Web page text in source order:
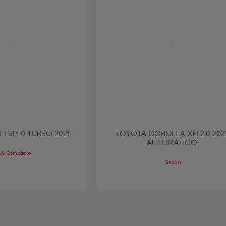
TSI 1.0 TURBO 2021
Compacto
TOYOTA COROLLA XEI 2.0
AUTOMÁTICO
Sedan